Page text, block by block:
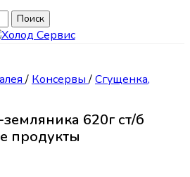
Поиск
/ Консервы/Сгущенка,
620г ст/б
продукты